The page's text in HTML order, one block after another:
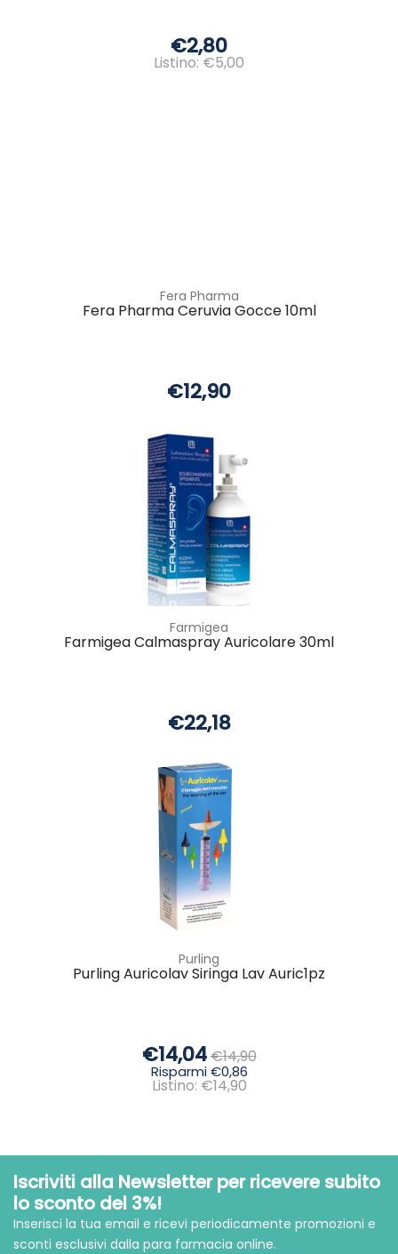
€2,80
Listino: €5,00
Fera Pharma
Fera Pharma Ceruvia Gocce 10ml
€12,90
Farmigea
Farmigea Calmaspray Auricolare 30ml
€22,18
Purling
Purling Auricolav Siringa Lav Auric1pz
€14,04€14,90
Risparmi €0,86
Listino: €14,90
Iscriviti alla Newsletter per ricevere subito
lo sconto del 3%!
Inserisci la tua email e ricevi periodicamente promozioni e
sconti esclusivi dalla para farmacia online.